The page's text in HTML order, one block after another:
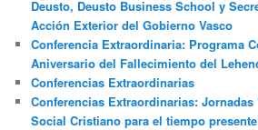
Deusto, Deusto Business School y
Acción Exterior del Gobierno Vasco
Conferencia Extraordinaria: Programa
Aniversario del Fallecimiento del
Conferencias Extraordinarias
Conferencias Extraordinarias: Jornadas
Social Cristiano para el tiempo